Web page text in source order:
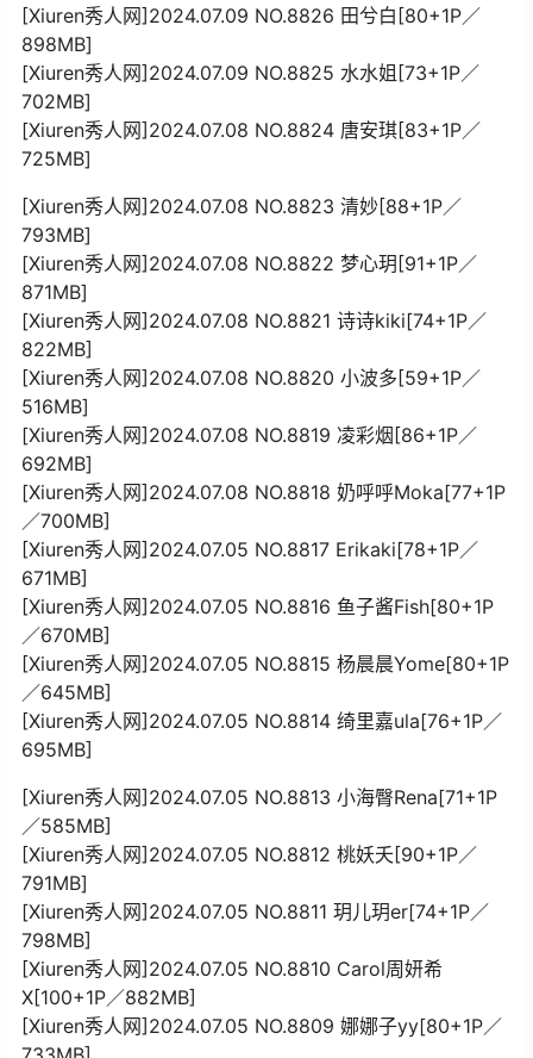
[Xiuren秀人网]2024.07.09 NO.8826 田兮白[80+1P／
898MB]
[Xiuren秀人网]2024.07.09 NO.8825 水水姐[73+1P／
702MB]
[Xiuren秀人网]2024.07.08 NO.8824 唐安琪[83+1P／
725MB]
[Xiuren秀人网]2024.07.08 NO.8823 清妙[88+1P／
793MB]
[Xiuren秀人网]2024.07.08 NO.8822 梦心玥[91+1P／
871MB]
[Xiuren秀人网]2024.07.08 NO.8821 诗诗kiki[74+1P／
822MB]
[Xiuren秀人网]2024.07.08 NO.8820 小波多[59+1P／
516MB]
[Xiuren秀人网]2024.07.08 NO.8819 凌彩烟[86+1P／
692MB]
[Xiuren秀人网]2024.07.08 NO.8818 奶呼呼Moka[77+1P
／700MB]
[Xiuren秀人网]2024.07.05 NO.8817 Erikaki[78+1P／
671MB]
[Xiuren秀人网]2024.07.05 NO.8816 鱼子酱Fish[80+1P
／670MB]
[Xiuren秀人网]2024.07.05 NO.8815 杨晨晨Yome[80+1P
／645MB]
[Xiuren秀人网]2024.07.05 NO.8814 绮里嘉ula[76+1P／
695MB]
[Xiuren秀人网]2024.07.05 NO.8813 小海臀Rena[71+1P
／585MB]
[Xiuren秀人网]2024.07.05 NO.8812 桃妖夭[90+1P／
791MB]
[Xiuren秀人网]2024.07.05 NO.8811 玥儿玥er[74+1P／
798MB]
[Xiuren秀人网]2024.07.05 NO.8810 Carol周妍希
X[100+1P／882MB]
[Xiuren秀人网]2024.07.05 NO.8809 娜娜子yy[80+1P／